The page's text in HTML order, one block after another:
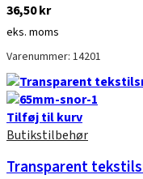
36,50kr
eks. moms
Varenummer: 14201
Tilføj til kurv
Butikstilbehør
Transparent